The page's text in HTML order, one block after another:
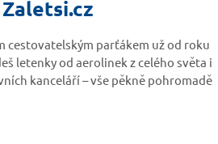
cestovatelským parťákem už od roku
letenky od aerolinek z celého světa i
kanceláří – vše pěkně pohromadě